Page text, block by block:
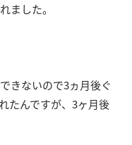
ました。
きないので3ヵ月後ぐ
たんですが、3ヶ月後